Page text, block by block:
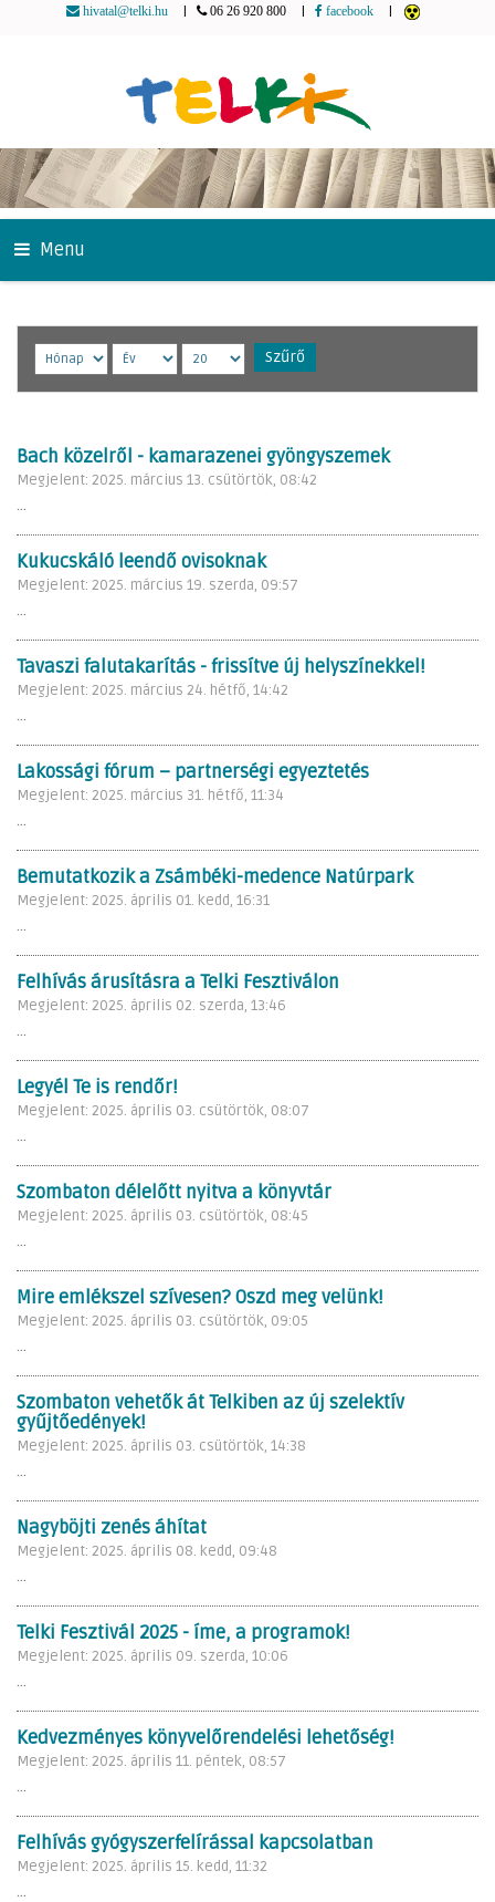
hivatal@telki.hu 06 26 920 800 facebook
Menu
Szűrő
Bach közelről - kamarazenei gyöngyszemek
Megjelent: 2025. március 13. csütörtök, 08:42
...
Kukucskáló leendő ovisoknak
Megjelent: 2025. március 19. szerda, 09:57
...
Tavaszi falutakarítás - frissítve új helyszínekkel!
Megjelent: 2025. március 24. hétfő, 14:42
...
Lakossági fórum – partnerségi egyeztetés
Megjelent: 2025. március 31. hétfő, 11:34
...
Bemutatkozik a Zsámbéki-medence Natúrpark
Megjelent: 2025. április 01. kedd, 16:31
...
Felhívás árusításra a Telki Fesztiválon
Megjelent: 2025. április 02. szerda, 13:46
...
Legyél Te is rendőr!
Megjelent: 2025. április 03. csütörtök, 08:07
...
Szombaton délelőtt nyitva a könyvtár
Megjelent: 2025. április 03. csütörtök, 08:45
...
Mire emlékszel szívesen? Oszd meg velünk!
Megjelent: 2025. április 03. csütörtök, 09:05
...
Szombaton vehetők át Telkiben az új szelektív
gyűjtőedények!
Megjelent: 2025. április 03. csütörtök, 14:38
...
Nagyböjti zenés áhítat
Megjelent: 2025. április 08. kedd, 09:48
...
Telki Fesztivál 2025 - íme, a programok!
Megjelent: 2025. április 09. szerda, 10:06
...
Kedvezményes könyvelőrendelési lehetőség!
Megjelent: 2025. április 11. péntek, 08:57
...
Felhívás gyógyszerfelírással kapcsolatban
Megjelent: 2025. április 15. kedd, 11:32
...